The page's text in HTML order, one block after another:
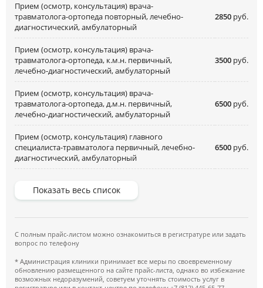
Прием (осмотр, консультация) врача-
травматолога-ортопеда повторный, лечебно-
диагностический, амбулаторный
2850 руб.
Прием (осмотр, консультация) врача-
травматолога-ортопеда, к.м.н. первичный,
лечебно-диагностический, амбулаторный
3500 руб.
Прием (осмотр, консультация) врача-
травматолога-ортопеда, д.м.н. первичный,
лечебно-диагностический, амбулаторный
6500 руб.
Прием (осмотр, консультация) главного
специалиста-травматолога первичный, лечебно-
диагностический, амбулаторный
6500 руб.
Показать весь список
С полным прайс-листом можно ознакомиться в регистратуре или задать
вопрос по телефону
* Администрация клиники принимает все меры по своевременному
обновлению размещенного на сайте прайс-листа, однако во избежание
возможных недоразумений, советуем уточнять стоимость услуг в